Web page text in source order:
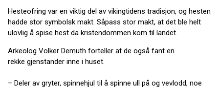
Hesteofring var en viktig del av vikingtidens tradisjon, og hesten
hadde stor symbolsk makt. Såpass stor makt, at det ble helt
ulovlig å spise hest da kristendommen kom til landet.
Arkeolog Volker Demuth forteller at de også fant en
rekke gjenstander inne i huset.
– Deler av gryter, spinnehjul til å spinne ull på og vevlodd, noe